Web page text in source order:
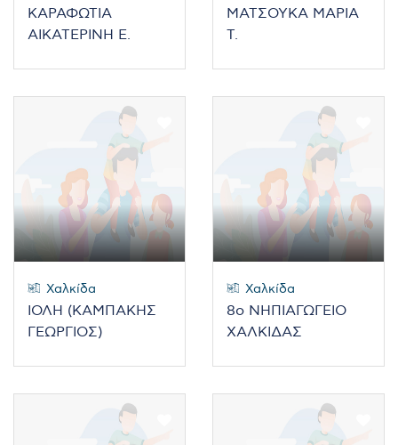
ΚΑΡΑΦΩΤΙΑ
ΑΙΚΑΤΕΡΙΝΗ Ε.
ΜΑΤΣΟΥΚΑ ΜΑΡΙΑ
Τ.
Χαλκίδα
ΙΟΛΗ (ΚΑΜΠΑΚΗΣ
ΓΕΩΡΓΙΟΣ)
Χαλκίδα
8ο ΝΗΠΙΑΓΩΓΕΙΟ
ΧΑΛΚΙΔΑΣ